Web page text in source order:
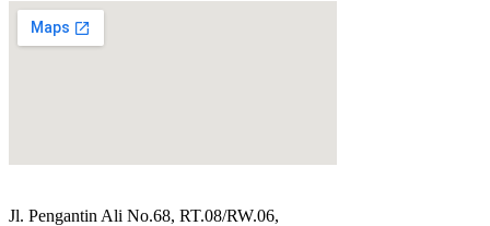
Jl. Pengantin Ali No.68, RT.08/RW.06,